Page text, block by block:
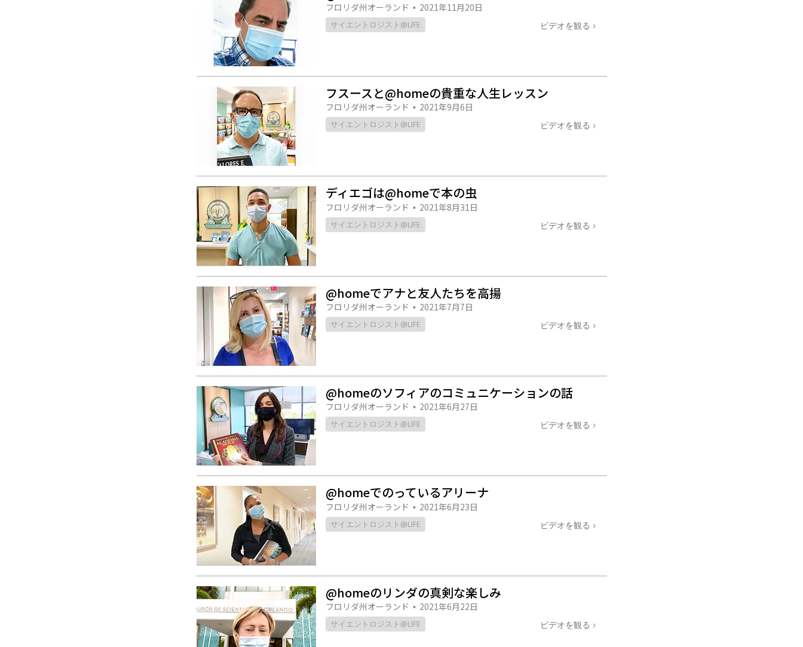
フロリダ州オーランド • 2021年11月20日
サイエントロジスト@LIFE ビデオを観る
フスースと@homeの貴重な人生レッスン
フロリダ州オーランド • 2021年9月6日
サイエントロジスト@LIFE ビデオを観る
ディエゴは@homeで本の虫
フロリダ州オーランド • 2021年8月31日
サイエントロジスト@LIFE ビデオを観る
@homeでアナと友人たちを高揚
フロリダ州オーランド • 2021年7月7日
サイエントロジスト@LIFE ビデオを観る
@homeのソフィアのコミュニケーションの話
フロリダ州オーランド • 2021年6月27日
サイエントロジスト@LIFE ビデオを観る
@homeでのっているアリーナ
フロリダ州オーランド • 2021年6月23日
サイエントロジスト@LIFE ビデオを観る
@homeのリンダの真剣な楽しみ
フロリダ州オーランド • 2021年6月22日
サイエントロジスト@LIFE ビデオを観る